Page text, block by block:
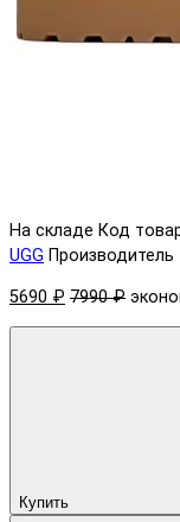
На складе Код
UGG Производитель
5690 ₽ 7990 ₽
Купить